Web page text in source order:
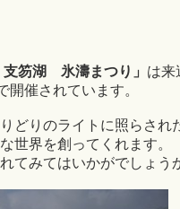
笏湖 氷濤まつり」 は来
開催されています。
どりのライトに照らされ
世界を創ってくれます。
てみてはいかがでしょう